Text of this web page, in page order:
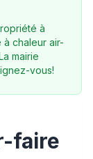
faire
à
chaleur air-
mairie
vous!